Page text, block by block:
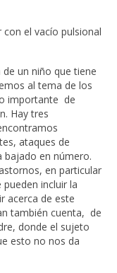
con el vacío pulsional
un niño que tiene
al tema de los
importante de
Hay tres
ataques de
bajado en número.
en particular
incluir la
acerca de este
también cuenta, de
donde el sujeto
esto no nos da